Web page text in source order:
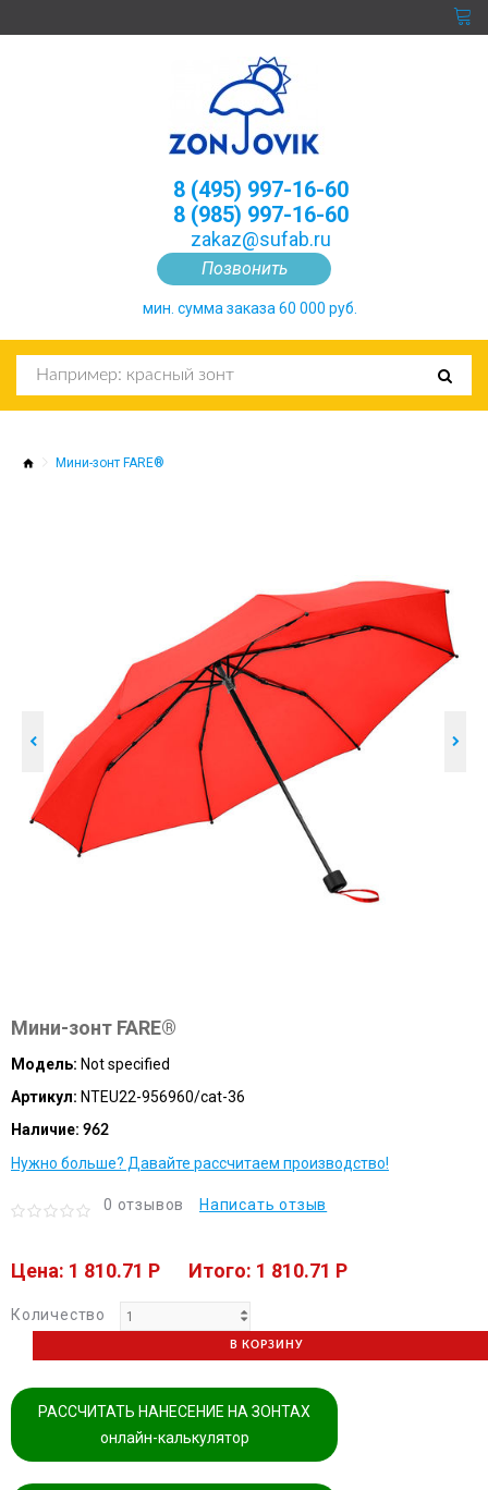
Позвонить
8 (495) 997-16-60
8 (985) 997-16-60
zakaz@sufab.ru
мин. сумма заказа 60 000 руб.
Мини-зонт FARE®
Мини-зонт FARE®
Модель: Not specified
Артикул: NTEU22-956960/cat-36
Наличие: 962
Нужно больше? Давайте рассчитаем производство!
0 отзывов Написать отзыв
Цена: 1 810.71 P Итого: 1 810.71 P
Количество
В КОРЗИНУ
РАССЧИТАТЬ НАНЕСЕНИЕ НА ЗОНТАХ
онлайн-калькулятор